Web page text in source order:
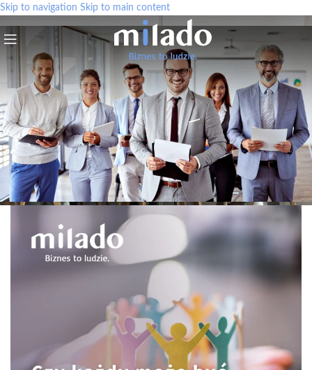
Skip to navigation Skip to main content